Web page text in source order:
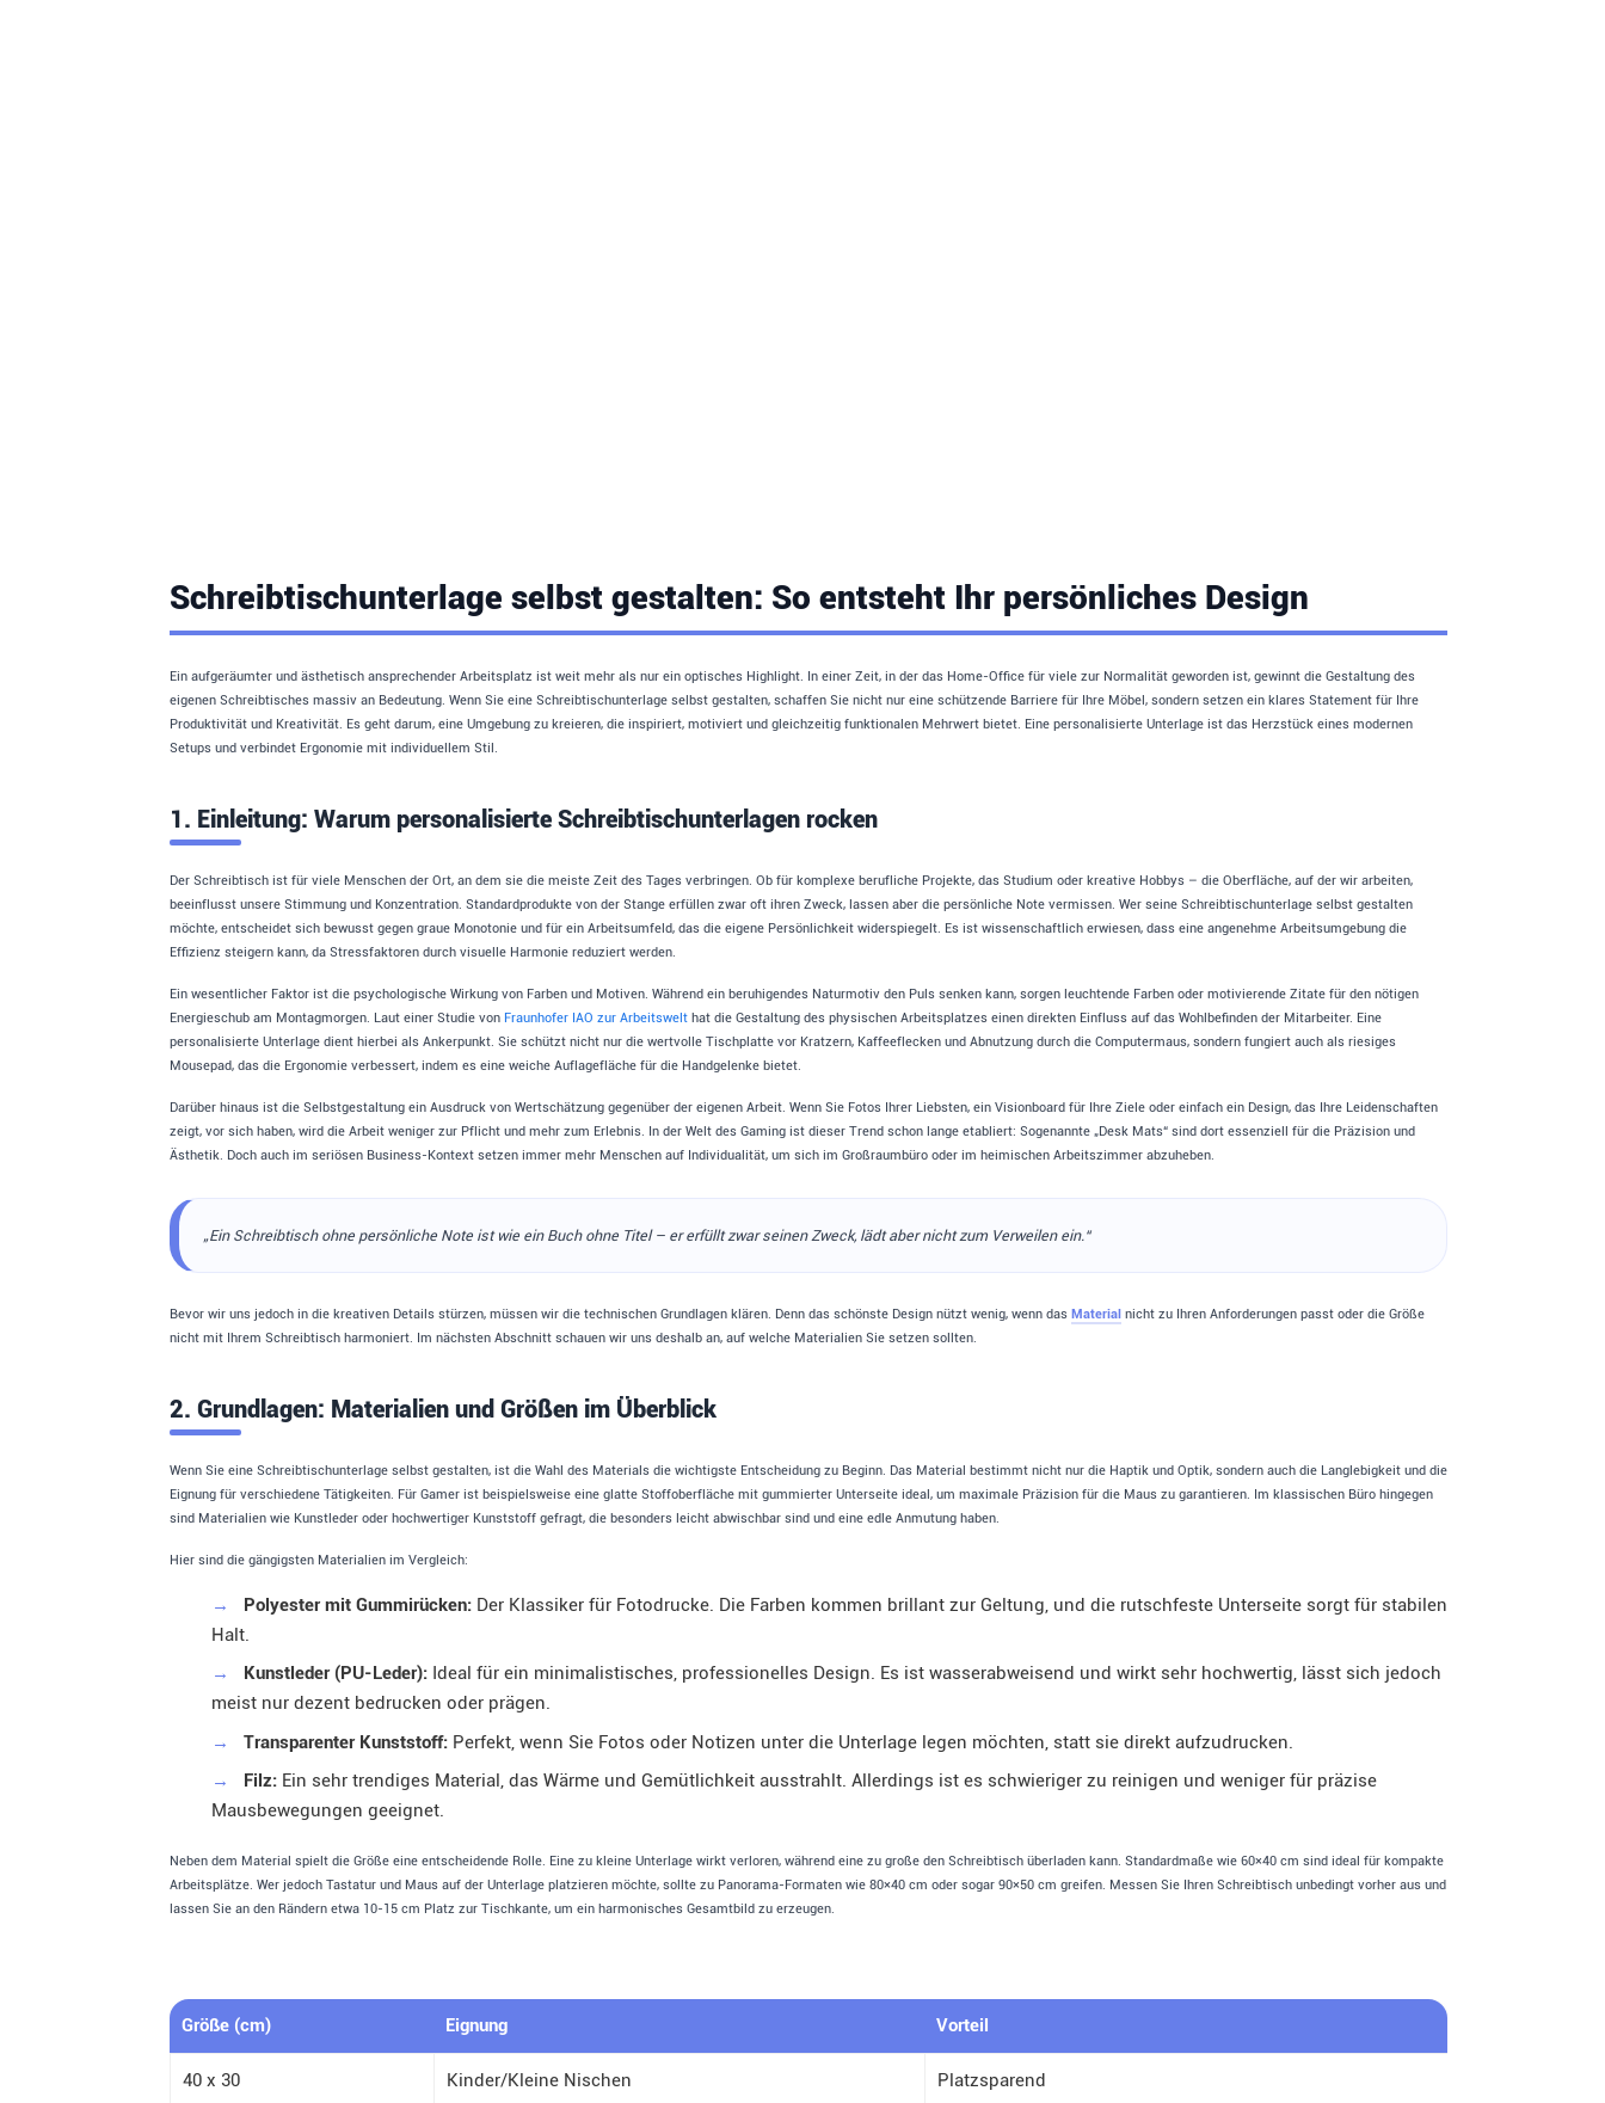
Schreibtischunterlage selbst gestalten: So entsteht Ihr persönliches Design
Ein aufgeräumter und ästhetisch ansprechender Arbeitsplatz ist weit mehr als nur ein optisches Highlight. In einer Zeit, in der das Home-Office für viele zur Normalität geworden ist, gewinnt die Gestaltung des
eigenen Schreibtisches massiv an Bedeutung. Wenn Sie eine Schreibtischunterlage selbst gestalten, schaffen Sie nicht nur eine schützende Barriere für Ihre Möbel, sondern setzen ein klares Statement für Ihre
Produktivität und Kreativität. Es geht darum, eine Umgebung zu kreieren, die inspiriert, motiviert und gleichzeitig funktionalen Mehrwert bietet. Eine personalisierte Unterlage ist das Herzstück eines modernen
Setups und verbindet Ergonomie mit individuellem Stil.
1. Einleitung: Warum personalisierte Schreibtischunterlagen rocken
Der Schreibtisch ist für viele Menschen der Ort, an dem sie die meiste Zeit des Tages verbringen. Ob für komplexe berufliche Projekte, das Studium oder kreative Hobbys – die Oberfläche, auf der wir arbeiten,
beeinflusst unsere Stimmung und Konzentration. Standardprodukte von der Stange erfüllen zwar oft ihren Zweck, lassen aber die persönliche Note vermissen. Wer seine Schreibtischunterlage selbst gestalten
möchte, entscheidet sich bewusst gegen graue Monotonie und für ein Arbeitsumfeld, das die eigene Persönlichkeit widerspiegelt. Es ist wissenschaftlich erwiesen, dass eine angenehme Arbeitsumgebung die
Effizienz steigern kann, da Stressfaktoren durch visuelle Harmonie reduziert werden.
Ein wesentlicher Faktor ist die psychologische Wirkung von Farben und Motiven. Während ein beruhigendes Naturmotiv den Puls senken kann, sorgen leuchtende Farben oder motivierende Zitate für den nötigen
Energieschub am Montagmorgen. Laut einer Studie von Fraunhofer IAO zur Arbeitswelt hat die Gestaltung des physischen Arbeitsplatzes einen direkten Einfluss auf das Wohlbefinden der Mitarbeiter. Eine
personalisierte Unterlage dient hierbei als Ankerpunkt. Sie schützt nicht nur die wertvolle Tischplatte vor Kratzern, Kaffeeflecken und Abnutzung durch die Computermaus, sondern fungiert auch als riesiges
Mousepad, das die Ergonomie verbessert, indem es eine weiche Auflagefläche für die Handgelenke bietet.
Darüber hinaus ist die Selbstgestaltung ein Ausdruck von Wertschätzung gegenüber der eigenen Arbeit. Wenn Sie Fotos Ihrer Liebsten, ein Visionboard für Ihre Ziele oder einfach ein Design, das Ihre Leidenschaften
zeigt, vor sich haben, wird die Arbeit weniger zur Pflicht und mehr zum Erlebnis. In der Welt des Gaming ist dieser Trend schon lange etabliert: Sogenannte „Desk Mats“ sind dort essenziell für die Präzision und
Ästhetik. Doch auch im seriösen Business-Kontext setzen immer mehr Menschen auf Individualität, um sich im Großraumbüro oder im heimischen Arbeitszimmer abzuheben.
„Ein Schreibtisch ohne persönliche Note ist wie ein Buch ohne Titel – er erfüllt zwar seinen Zweck, lädt aber nicht zum Verweilen ein.“
Bevor wir uns jedoch in die kreativen Details stürzen, müssen wir die technischen Grundlagen klären. Denn das schönste Design nützt wenig, wenn das Material nicht zu Ihren Anforderungen passt oder die Größe
nicht mit Ihrem Schreibtisch harmoniert. Im nächsten Abschnitt schauen wir uns deshalb an, auf welche Materialien Sie setzen sollten.
2. Grundlagen: Materialien und Größen im Überblick
Wenn Sie eine Schreibtischunterlage selbst gestalten, ist die Wahl des Materials die wichtigste Entscheidung zu Beginn. Das Material bestimmt nicht nur die Haptik und Optik, sondern auch die Langlebigkeit und die
Eignung für verschiedene Tätigkeiten. Für Gamer ist beispielsweise eine glatte Stoffoberfläche mit gummierter Unterseite ideal, um maximale Präzision für die Maus zu garantieren. Im klassischen Büro hingegen
sind Materialien wie Kunstleder oder hochwertiger Kunststoff gefragt, die besonders leicht abwischbar sind und eine edle Anmutung haben.
Hier sind die gängigsten Materialien im Vergleich:
→ Polyester mit Gummirücken:Der Klassiker für Fotodrucke. Die Farben kommen brillant zur Geltung, und die rutschfeste Unterseite sorgt für stabilen
Halt.
→
Kunstleder (PU-Leder):Ideal für ein minimalistisches, professionelles Design. Es ist wasserabweisend und wirkt sehr hochwertig, lässt sich jedoch
meist nur dezent bedrucken oder prägen.
→
Transparenter Kunststoff:Perfekt, wenn Sie Fotos oder Notizen unter die Unterlage legen möchten, statt sie direkt aufzudrucken.
→
Filz:Ein sehr trendiges Material, das Wärme und Gemütlichkeit ausstrahlt. Allerdings ist es schwieriger zu reinigen und weniger für präzise
Mausbewegungen geeignet.
Neben dem Material spielt die Größe eine entscheidende Rolle. Eine zu kleine Unterlage wirkt verloren, während eine zu große den Schreibtisch überladen kann. Standardmaße wie 60×40 cm sind ideal für kompakte
Arbeitsplätze. Wer jedoch Tastatur und Maus auf der Unterlage platzieren möchte, sollte zu Panorama-Formaten wie 80×40 cm oder sogar 90×50 cm greifen. Messen Sie Ihren Schreibtisch unbedingt vorher aus und
lassen Sie an den Rändern etwa 10-15 cm Platz zur Tischkante, um ein harmonisches Gesamtbild zu erzeugen.
Größe (cm) Eignung Vorteil
40 x 30 Kinder/Kleine Nischen Platzsparend